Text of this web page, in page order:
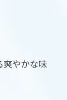
爽やかな味